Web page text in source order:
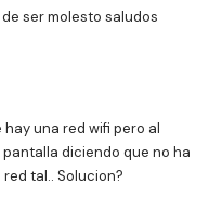
ser molesto saludos
hay una red wifi pero al
diciendo que no ha
tal.. Solucion?